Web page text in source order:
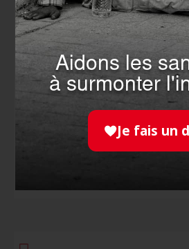
DEVENIR
BÉNÉVOLE
Un engagement sur-mesure
fonction de votre disponibilité
Aidons les
à surmonter
Je fais un